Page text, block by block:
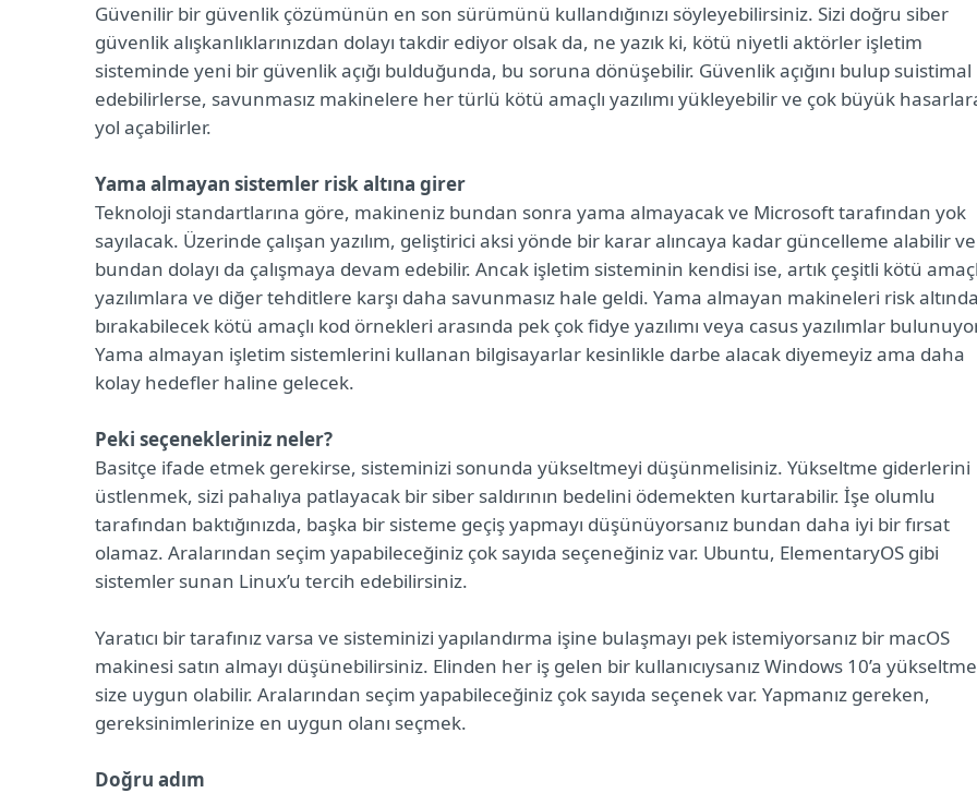
Güvenilir bir güvenlik çözümünün en son sürümünü kullandığınızı söyleyebilirsiniz. Sizi doğru siber
güvenlik alışkanlıklarınızdan dolayı takdir ediyor olsak da, ne yazık ki, kötü niyetli aktörler işletim
sisteminde yeni bir güvenlik açığı bulduğunda, bu soruna dönüşebilir. Güvenlik açığını bulup suistimal
edebilirlerse, savunmasız makinelere her türlü kötü amaçlı yazılımı yükleyebilir ve çok büyük
yol açabilirler.
Yama almayan sistemler risk altına girer
Teknoloji standartlarına göre, makineniz bundan sonra yama almayacak ve Microsoft tarafından yok
sayılacak. Üzerinde çalışan yazılım, geliştirici aksi yönde bir karar alıncaya kadar güncelleme alabilir ve
bundan dolayı da çalışmaya devam edebilir. Ancak işletim sisteminin kendisi ise, artık çeşitli kötü
yazılımlara ve diğer tehditlere karşı daha savunmasız hale geldi. Yama almayan makineleri risk
bırakabilecek kötü amaçlı kod örnekleri arasında pek çok fidye yazılımı veya casus yazılımlar
Yama almayan işletim sistemlerini kullanan bilgisayarlar kesinlikle darbe alacak diyemeyiz ama daha
kolay hedefler haline gelecek.
Peki seçenekleriniz neler?
Basitçe ifade etmek gerekirse, sisteminizi sonunda yükseltmeyi düşünmelisiniz. Yükseltme giderlerini
üstlenmek, sizi pahalıya patlayacak bir siber saldırının bedelini ödemekten kurtarabilir. İşe olumlu
tarafından baktığınızda, başka bir sisteme geçiş yapmayı düşünüyorsanız bundan daha iyi bir fırsat
olamaz. Aralarından seçim yapabileceğiniz çok sayıda seçeneğiniz var. Ubuntu, ElementaryOS gibi
sistemler sunan Linux’u tercih edebilirsiniz.
Yaratıcı bir tarafınız varsa ve sisteminizi yapılandırma işine bulaşmayı pek istemiyorsanız bir macOS
makinesi satın almayı düşünebilirsiniz. Elinden her iş gelen bir kullanıcıysanız Windows 10’a
size uygun olabilir. Aralarından seçim yapabileceğiniz çok sayıda seçenek var. Yapmanız gereken,
gereksinimlerinize en uygun olanı seçmek.
Doğru adım